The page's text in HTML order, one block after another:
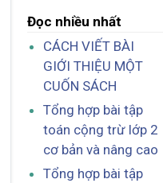
Đọc nhiều nhất
CÁCH VIẾT BÀI
GIỚI THIỆU MỘT
CUỐN SÁCH
Tổng hợp bài tập
toán cộng trừ lớp 2
cơ bản và nâng cao
Tổng hợp bài tập